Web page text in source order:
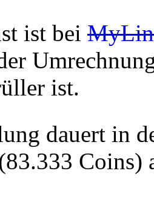
ist bei
ist.
dauert in
Coins)